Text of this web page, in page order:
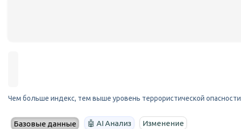
Чем больше индекс, тем выше уровень террористической опасности
Базовые данные 🤖 AI Анализ Изменение